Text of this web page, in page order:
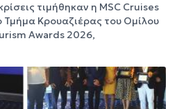
τιμήθηκαν η MSC Cruises
Τμήμα Κρουαζιέρας του Ομίλου
Awards 2026,